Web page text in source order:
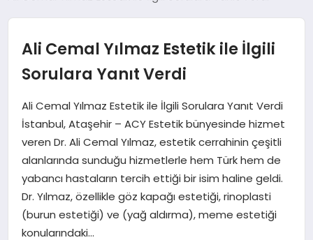
EĞITIM
EKONOMI
SIYASET
SPOR
Ali Cemal Yılmaz Estetik ile İlgili
Sorulara Yanıt Verdi
Ali Cemal Yılmaz Estetik ile İlgili Sorulara Yanıt Verdi
İstanbul, Ataşehir – ACY Estetik bünyesinde hizmet
veren Dr. Ali Cemal Yılmaz, estetik cerrahinin çeşitli
alanlarında sunduğu hizmetlerle hem Türk hem de
yabancı hastaların tercih ettiği bir isim haline geldi.
Dr. Yılmaz, özellikle göz kapağı estetiği, rinoplasti
(burun estetiği) ve (yağ aldırma), meme estetiği
konularındaki…